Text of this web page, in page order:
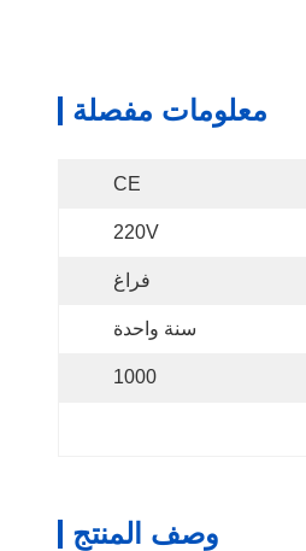
معلومات مفصلة
CE
220V
فراغ
سنة واحدة
1000
وصف المنتج